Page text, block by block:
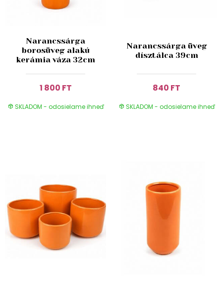
Narancssárga
borosüveg alakú
kerámia váza 32cm
1 800 FT
SKLADOM - odosielame ihneď
Narancssárga üveg
dísztálca 39cm
840 FT
SKLADOM - odosielame ihneď